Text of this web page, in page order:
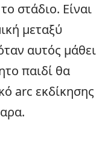
στάδιο. Είναι
μεταξύ
αυτός μάθει
παιδί θα
arc εκδίκησης